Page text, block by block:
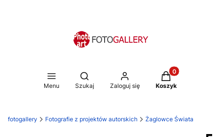
Menu
Otwórz wyszukiwarkę
Szukaj Zaloguj się
Produkty w
Koszyk
fotogallery Fotografie z projektów autorskich Żaglowce Świata